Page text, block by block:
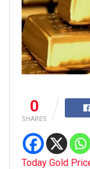
0
SHARES
Today Gold